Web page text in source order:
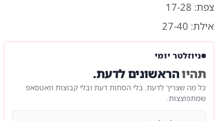
צפת: 17-28
אילת: 27-40
ניוזלטר יומי
תהיוהראשונים לדעת.
כל מה שצריך לדעת. בלי הסחות דעת ובלי קבוצות וואטסאפ
שמתפוצצות.